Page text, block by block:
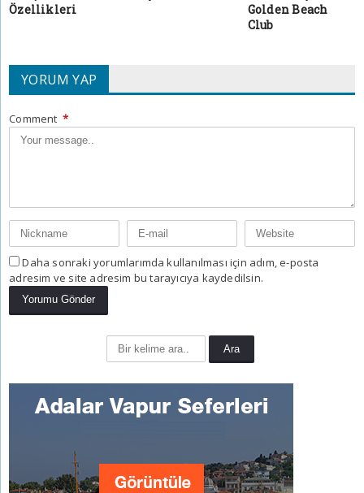
Özellikleri
Golden Beach
Club
YORUM YAP
Comment *
Daha sonraki yorumlarımda kullanılması için adım, e-posta
adresim ve site adresim bu tarayıcıya kaydedilsin.